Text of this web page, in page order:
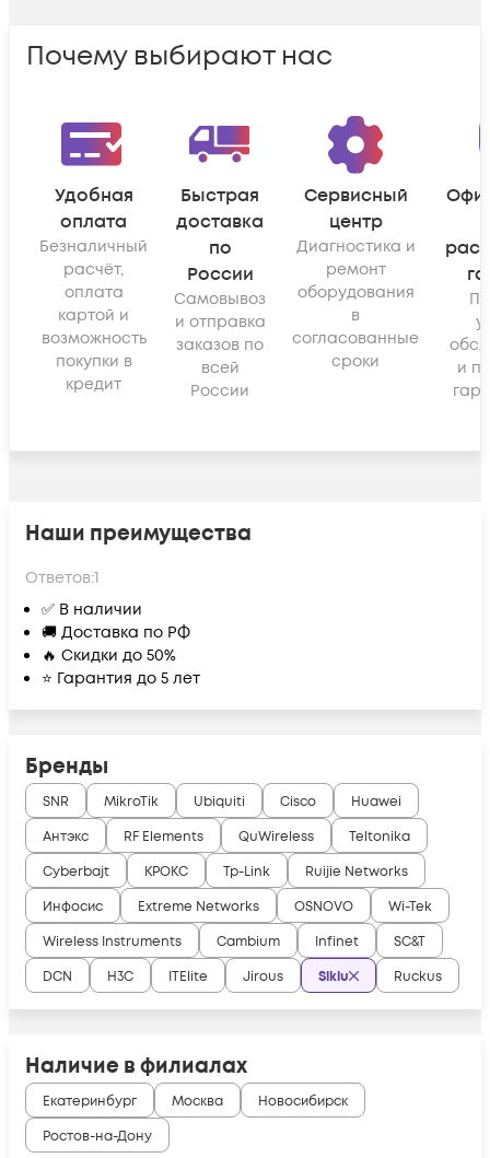
Почему выбирают нас
Удобная
оплата
Безналичный
расчёт,
оплата
картой и
возможность
покупки в
кредит
Быстрая
доставка
по
России
Самовывоз
и отправка
заказов по
всей
России
Сервисный
центр
Диагностика и
ремонт
оборудования
в
согласованные
сроки
и
Наши преимущества
Ответов:1
✅ В наличии
🚚 Доставка по РФ
🔥 Скидки до 50%
⭐ Гарантия до 5 лет
Бренды
SNR MikroTik Ubiquiti Cisco
Huawei
Антэкс
RF Elements QuWireless
Teltonika
Cyberbajt
КРОКС Tp-Link
Ruijie Networks
Инфосис
Extreme Networks OSNOVO
Wi-Tek
Wireless Instruments
Cambium Infinet
SC&T
DCN
H3C ITElite Jirous Siklu Ruckus
Наличие в филиалах
Екатеринбург Москва
Новосибирск
Ростов-на-Дону